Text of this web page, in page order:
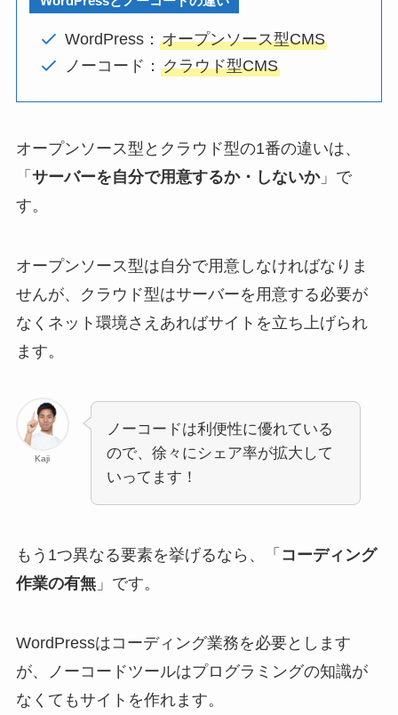
WordPress： オープンソース型CMS
ノーコード： クラウド型CMS
オープンソース型とクラウド型の1番の違いは、
「 サーバーを自分で用意するか・しないか」で
す。
オープンソース型は自分で用意しなければなりま
せんが、クラウド型はサーバーを用意する必要が
なくネット環境さえあればサイトを立ち上げられ
ます。
Kaji
ノーコードは利便性に優れている
ので、徐々にシェア率が拡大して
いってます！
もう1つ異なる要素を挙げるなら、「 コーディング
作業の有無」です。
WordPressはコーディング業務を必要とします
が、ノーコードツールはプログラミングの知識が
なくてもサイトを作れます。